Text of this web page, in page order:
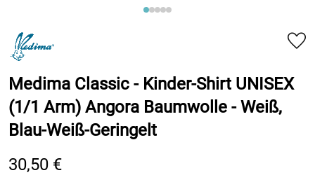
Medima Classic - Kinder-Shirt UNISEX
(1/1 Arm) Angora Baumwolle - Weiß,
Blau-Weiß-Geringelt
30,50 €